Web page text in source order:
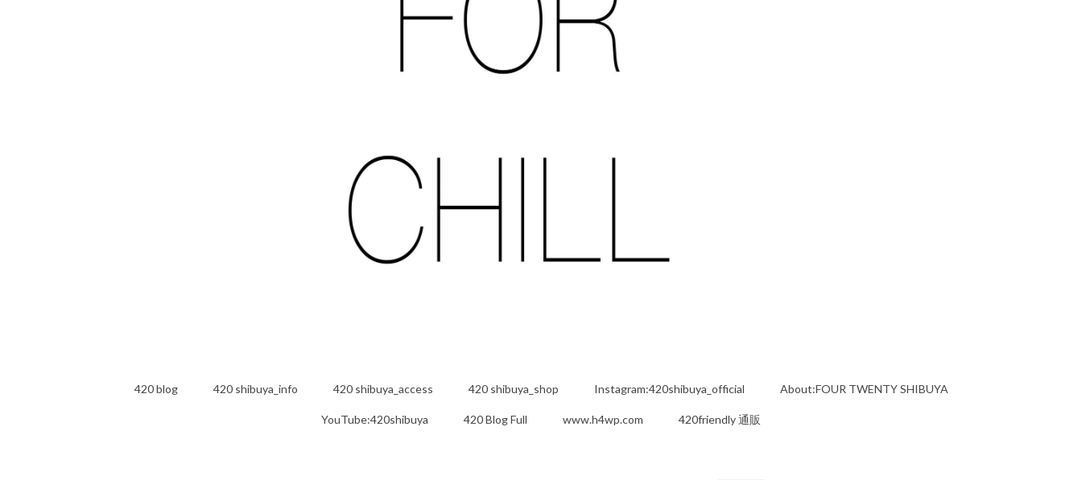
420 blog 420 shibuya_info 420 shibuya_access 420 shibuya_shop Instagram:420shibuya_official About:FOUR TWENTY SHIBUYA
YouTube:420shibuya 420 Blog Full www.h4wp.com 420friendly 通販